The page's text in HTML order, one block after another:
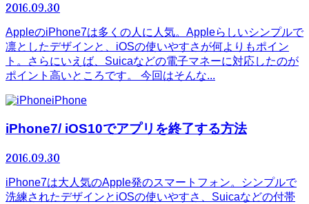
2016.09.30
AppleのiPhone7は多くの人に人気。Appleらしいシンプルで
凛としたデザインと、iOSの使いやすさが何よりもポイン
ト。さらにいえば、Suicaなどの電子マネーに対応したのが
ポイント高いところです。 今回はそんな...
iPhone
iPhone7/ iOS10でアプリを終了する方法
2016.09.30
iPhone7は大人気のApple発のスマートフォン。シンプルで
洗練されたデザインとiOSの使いやすさ、Suicaなどの付帯